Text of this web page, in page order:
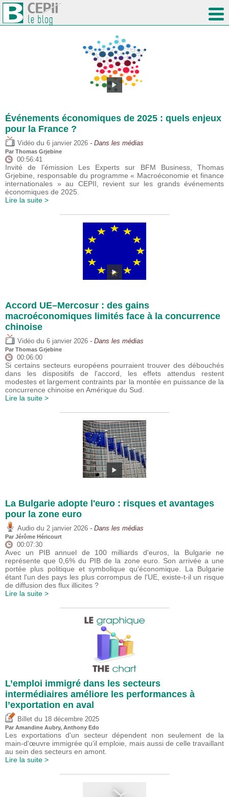
Événements économiques de 2025 : quels enjeux
pour la France ?
Vidéo du 6 janvier 2026 - Dans les médias
Par Thomas Grjebine
00:56:41
Invité de l’émission Les Experts sur BFM Business, Thomas
Grjebine, responsable du programme « Macroéconomie et finance
internationales » au CEPII, revient sur les grands événements
économiques de 2025.
Lire la suite >
Accord UE–Mercosur : des gains
macroéconomiques limités face à la concurrence
chinoise
Vidéo du 6 janvier 2026 - Dans les médias
Par Thomas Grjebine
00:06:00
Si certains secteurs européens pourraient trouver des débouchés
dans les dispositifs de l'accord, les effets attendus restent
modestes et largement contraints par la montée en puissance de la
concurrence chinoise en Amérique du Sud.
Lire la suite >
La Bulgarie adopte l'euro : risques et avantages
pour la zone euro
Audio du 2 janvier 2026 - Dans les médias
Par Jérôme Héricourt
00:07:30
Avec un PIB annuel de 100 milliards d'euros, la Bulgarie ne
représente que 0,6% du PIB de la zone euro. Son arrivée a une
portée plus politique et symbolique qu'économique. La Bulgarie
étant l'un des pays les plus corrompus de l'UE, existe-t-il un risque
de diffusion des flux illicites ?
Lire la suite >
L’emploi immigré dans les secteurs
intermédiaires améliore les performances à
l’exportation en aval
Billet du 18 décembre 2025
Par Amandine Aubry, Anthony Edo
Les exportations d'un secteur dépendent non seulement de la
main-d'œuvre immigrée qu’il emploie, mais aussi de celle travaillant
au sein des secteurs en amont.
Lire la suite >